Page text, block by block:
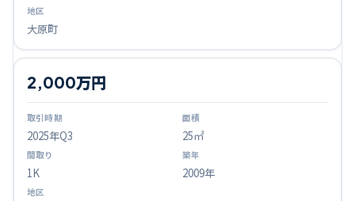
大原町
2025年Q3
2,000万円
25㎡
1K 2009年